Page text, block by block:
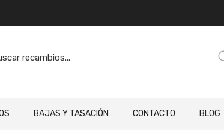
BAJAS Y TASACIÓN CONTACTO BLOG